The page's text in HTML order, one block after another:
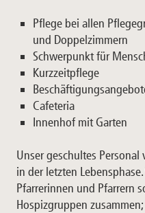
Pflege bei allen
und Doppelzimmern
Schwerpunkt für
Kurzzeitpflege
Cafeteria
Innenhof mit Garten
Unser geschultes
in der letzten
Pfarrerinnen und Pfarrern
Hospizgruppen